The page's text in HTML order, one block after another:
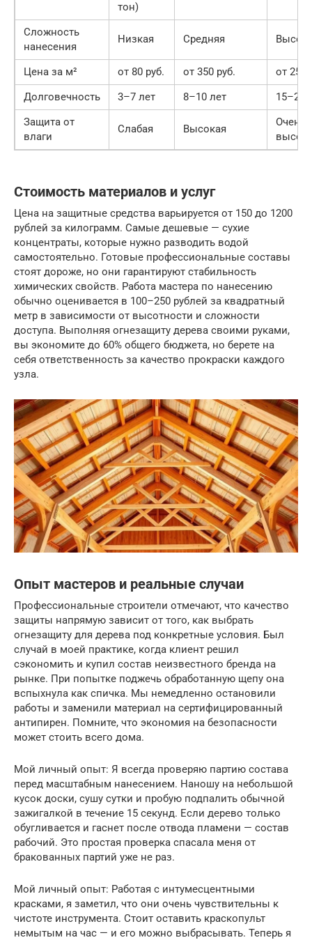
тон)
Сложность
нанесения
Низкая Средняя
Цена за м² от 80 руб. от 350 руб.
от 250
Долговечность
3–7 лет 8–10 лет
15–20
Защита от
влаги
Слабая Высокая
Очень
Стоимость материалов и услуг
Цена на защитные средства варьируется от 150 до 1200
рублей за килограмм. Самые дешевые — сухие
концентраты, которые нужно разводить водой
самостоятельно. Готовые профессиональные составы
стоят дороже, но они гарантируют стабильность
химических свойств. Работа мастера по нанесению
обычно оценивается в 100–250 рублей за квадратный
метр в зависимости от высотности и сложности
доступа. Выполняя огнезащиту дерева своими руками,
вы экономите до 60% общего бюджета, но берете на
себя ответственность за качество прокраски каждого
узла.
Опыт мастеров и реальные случаи
Профессиональные строители отмечают, что качество
защиты напрямую зависит от того, как выбрать
огнезащиту для дерева под конкретные условия. Был
случай в моей практике, когда клиент решил
сэкономить и купил состав неизвестного бренда на
рынке. При попытке поджечь обработанную щепу она
вспыхнула как спичка. Мы немедленно остановили
работы и заменили материал на сертифицированный
антипирен. Помните, что экономия на безопасности
может стоить всего дома.
Мой личный опыт: Я всегда проверяю партию состава
перед масштабным нанесением. Наношу на небольшой
кусок доски, сушу сутки и пробую подпалить обычной
зажигалкой в течение 15 секунд. Если дерево только
обугливается и гаснет после отвода пламени — состав
рабочий. Это простая проверка спасала меня от
бракованных партий уже не раз.
Мой личный опыт: Работая с интумесцентными
красками, я заметил, что они очень чувствительны к
чистоте инструмента. Стоит оставить краскопульт
немытым на час — и его можно выбрасывать. Теперь я